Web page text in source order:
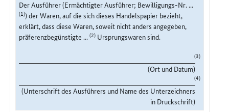
Der Ausführer (Ermächtigter Ausführer; Bewilligungs-Nr. ...
(1)) der Waren, auf die sich dieses Handelspapier bezieht,
erklärt, dass diese Waren, soweit nicht anders angegeben,
präferenzbegünstigte ...(2) Ursprungswaren sind.
(3)
(Ort und Datum)
(4)
(Unterschrift des Ausführers und Name des Unterzeichners
in Druckschrift)